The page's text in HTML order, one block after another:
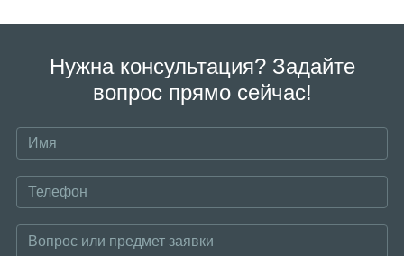
Нужна консультация? Задайте
вопрос прямо сейчас!